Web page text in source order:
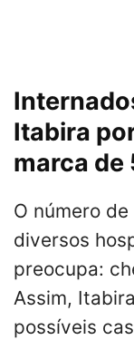
Itabira
marca de
O número
diversos
preocupa:
Assim,
possíveis